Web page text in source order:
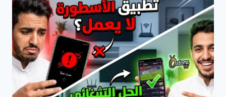
أحدث
التفاصيل
الكاملة
خطوة
بخطوة
2026